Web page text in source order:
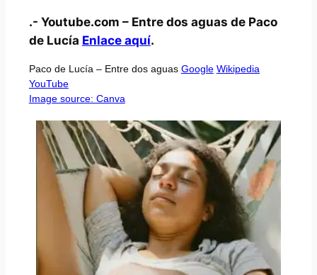
.- Youtube.com – Entre dos aguas de Paco
de Lucía Enlace aquí.
Paco de Lucía – Entre dos aguas Google Wikipedia
YouTube
Image source: Canva